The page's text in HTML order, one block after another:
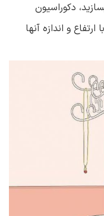
دکوراسیون
و اندازه آنها